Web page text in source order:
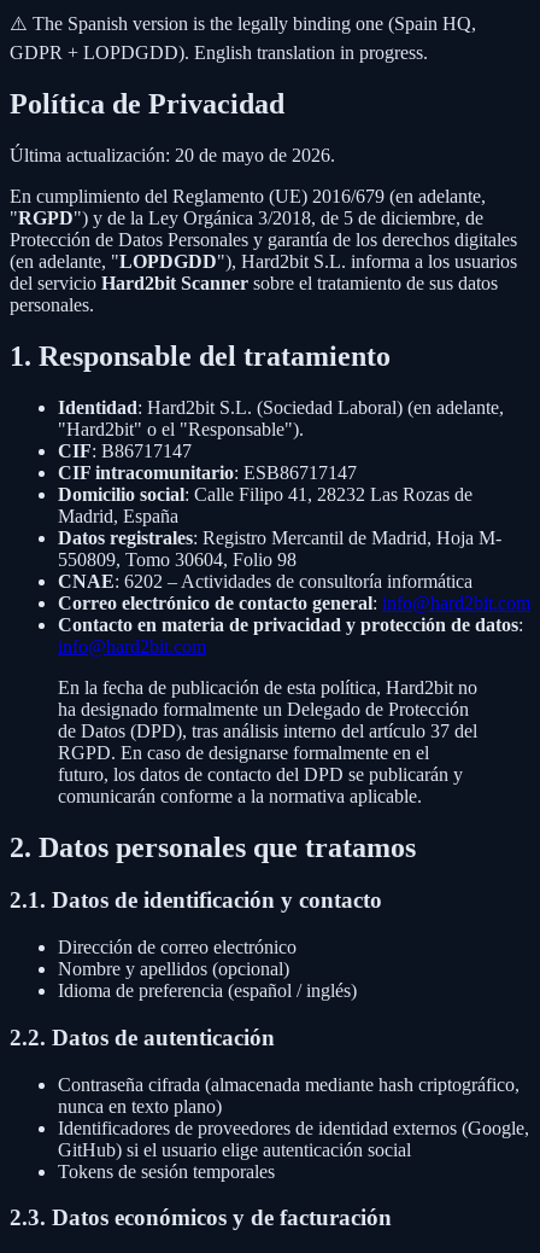
⚠️ The Spanish version is the legally binding one (Spain HQ,
GDPR + LOPDGDD). English translation in progress.
Política de Privacidad
Última actualización: 20 de mayo de 2026.
En cumplimiento del Reglamento (UE) 2016/679 (en adelante,
"RGPD") y de la Ley Orgánica 3/2018, de 5 de diciembre, de
Protección de Datos Personales y garantía de los derechos digitales
(en adelante, "LOPDGDD"), Hard2bit S.L. informa a los usuarios
del servicio Hard2bit Scanner sobre el tratamiento de sus datos
personales.
1. Responsable del tratamiento
Identidad: Hard2bit S.L. (Sociedad Laboral) (en adelante,
"Hard2bit" o el "Responsable").
CIF: B86717147
CIF intracomunitario: ESB86717147
Domicilio social: Calle Filipo 41, 28232 Las Rozas de
Madrid, España
Datos registrales: Registro Mercantil de Madrid, Hoja M-
550809, Tomo 30604, Folio 98
CNAE: 6202 – Actividades de consultoría informática
Correo electrónico de contacto general: info@hard2bit.com
Contacto en materia de privacidad y protección de datos:
info@hard2bit.com
En la fecha de publicación de esta política, Hard2bit no
ha designado formalmente un Delegado de Protección
de Datos (DPD), tras análisis interno del artículo 37 del
RGPD. En caso de designarse formalmente en el
futuro, los datos de contacto del DPD se publicarán y
comunicarán conforme a la normativa aplicable.
2. Datos personales que tratamos
2.1. Datos de identificación y contacto
Dirección de correo electrónico
Nombre y apellidos (opcional)
Idioma de preferencia (español / inglés)
2.2. Datos de autenticación
Contraseña cifrada (almacenada mediante hash criptográfico,
nunca en texto plano)
Identificadores de proveedores de identidad externos (Google,
GitHub) si el usuario elige autenticación social
Tokens de sesión temporales
2.3. Datos económicos y de facturación